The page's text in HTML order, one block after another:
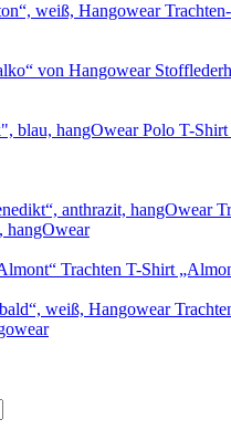
Polo T-
hangOwear
Trachten T-Shirt